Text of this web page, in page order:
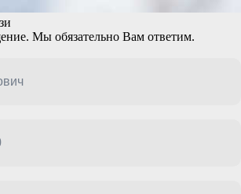
Мы обязательно Вам ответим.